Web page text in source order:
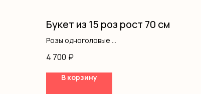
Букет из 15 роз рост 70 см
Розы одноголовые
4 700 ₽
В корзину